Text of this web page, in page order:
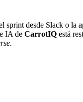
desde Slack o
IA de CarrotIQ está